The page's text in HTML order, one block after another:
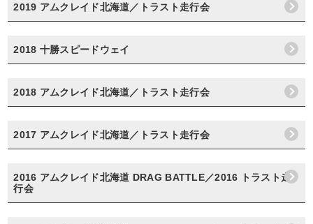
2019 アムクレイド北海道／トラスト走行会
2018 十勝スピードウェイ
2018 アムクレイド北海道／トラスト走行会
2017 アムクレイド北海道／トラスト走行会
2016 アムクレイド北海道 DRAG BATTLE／2016 トラスト走
行会